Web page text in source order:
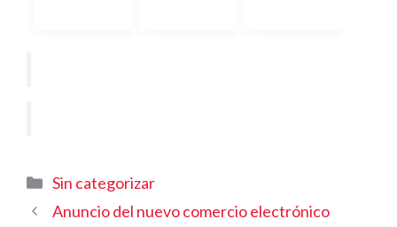
Categorías
Sin categorizar
Anuncio del nuevo comercio electrónico